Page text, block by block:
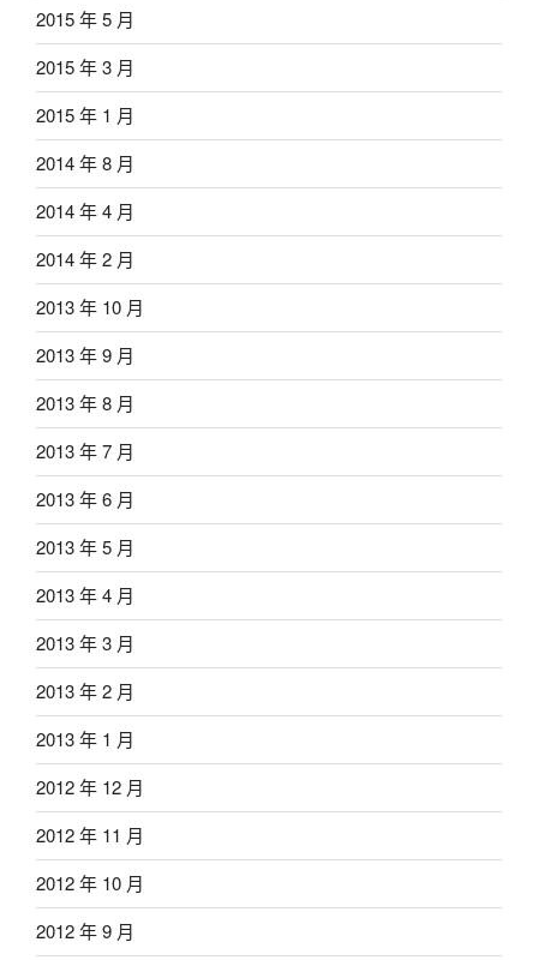
2015 年 5 月
2015 年 3 月
2015 年 1 月
2014 年 8 月
2014 年 4 月
2014 年 2 月
2013 年 10 月
2013 年 9 月
2013 年 8 月
2013 年 7 月
2013 年 6 月
2013 年 5 月
2013 年 4 月
2013 年 3 月
2013 年 2 月
2013 年 1 月
2012 年 12 月
2012 年 11 月
2012 年 10 月
2012 年 9 月